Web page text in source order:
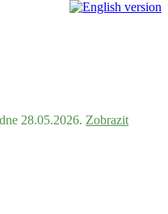
28.05.2026. Zobrazit